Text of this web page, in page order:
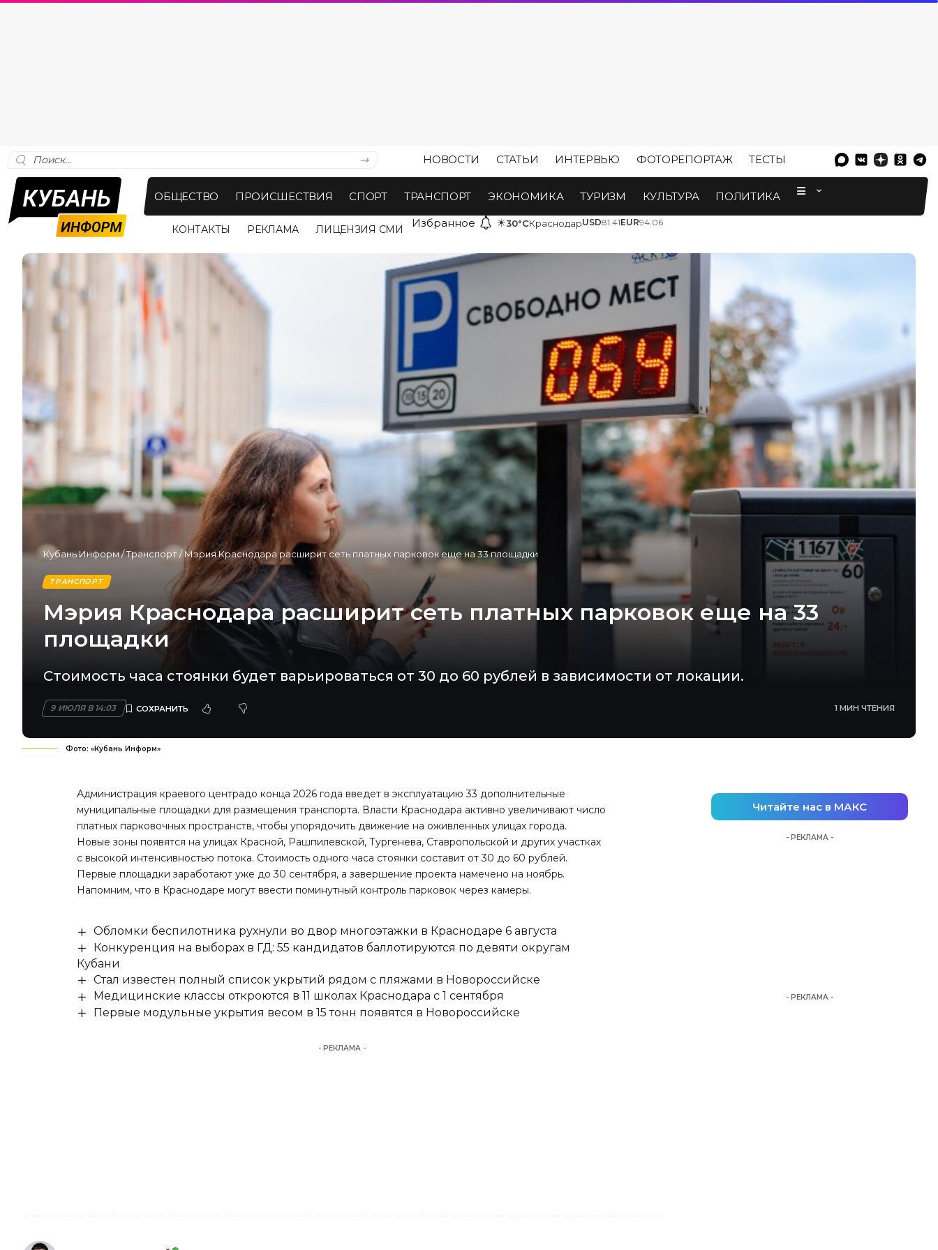
НОВОСТИ СТАТЬИ ИНТЕРВЬЮ ФОТОРЕПОРТАЖ ТЕСТЫ
ОБЩЕСТВО ПРОИСШЕСТВИЯ СПОРТ ТРАНСПОРТ ЭКОНОМИКА ТУРИЗМ КУЛЬТУРА ПОЛИТИКА
КОНТАКТЫ РЕКЛАМА ЛИЦЕНЗИЯ СМИ Избранное ☀30°CКраснодарUSD81.41EUR94.06
Кубань Информ/Транспорт/Мэрия Краснодара расширит сеть платных парковок еще на 33 площадки
ТРАНСПОРТ
Мэрия Краснодара расширит сеть платных парковок еще на 33
площадки
Стоимость часа стоянки будет варьироваться от 30 до 60 рублей в зависимости от локации.
9 ИЮЛЯ В 14:03 1 МИН ЧТЕНИЯ
Фото: «Кубань Информ»
Администрация краевого центрадо конца 2026 года введет в эксплуатацию 33 дополнительные
муниципальные площадки для размещения транспорта. Власти Краснодара активно увеличивают число
платных парковочных пространств, чтобы упорядочить движение на оживленных улицах города.
Новые зоны появятся на улицах Красной, Рашпилевской, Тургенева, Ставропольской и других участках
с высокой интенсивностью потока. Стоимость одного часа стоянки составит от 30 до 60 рублей.
Первые площадки заработают уже до 30 сентября, а завершение проекта намечено на ноябрь.
Напомним, что в Краснодаре могут ввести поминутный контроль парковок через камеры.
Обломки беспилотника рухнули во двор многоэтажки в Краснодаре 6 августа
Конкуренция на выборах в ГД: 55 кандидатов баллотируются по девяти округам
Кубани
Стал известен полный список укрытий рядом с пляжами в Новороссийске
Медицинские классы откроются в 11 школах Краснодара с 1 сентября
Первые модульные укрытия весом в 15 тонн появятся в Новороссийске
- РЕКЛАМА -
Читайте нас в МАКС
- РЕКЛАМА -
- РЕКЛАМА -